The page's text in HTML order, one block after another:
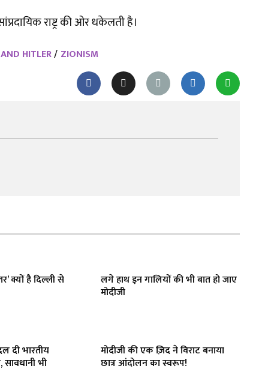
राष्ट्र की ओर धकेलती है।
HITLER ZIONISM
क्यों है दिल्ली से लगे हाथ इन गालियों की भी बात हो जाए
मोदीजी
दी भारतीय
सावधानी भी
मोदीजी की एक ज़िद ने विराट बनाया
छात्र आंदोलन का स्वरूप!